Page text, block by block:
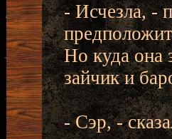
- Исчезла, -
Но куда она
зайчик и
- Сэр, -